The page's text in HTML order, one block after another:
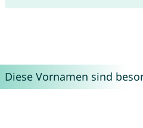
Diese Vornamen sind